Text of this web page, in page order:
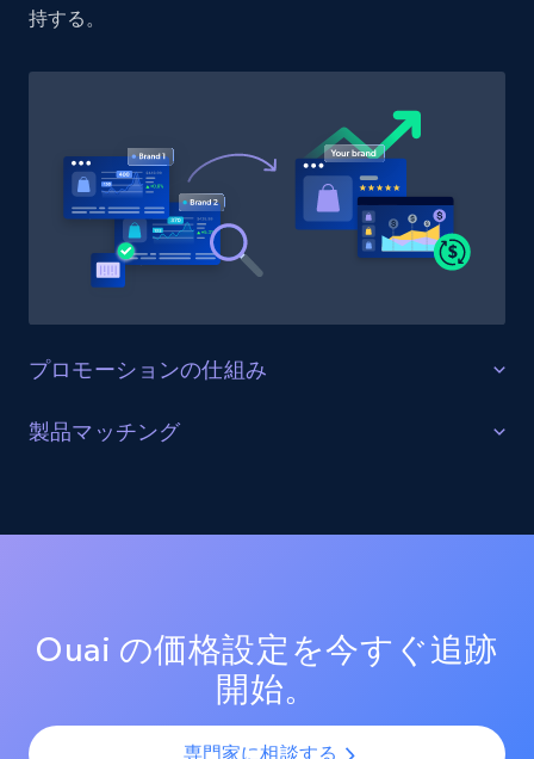
Etsy - Collect data on products using
specified keywords
URL, Product id, Listing inventory id, Title, Rating,
Reviews count shop, Reviews count item, Initial
price, and more.
Etsy - Collects data from shop's URL
price, and more.
Amazon products search
持する。
プロモーションの仕組み
販売を最適化する
測定する。効果的なプロモーション戦術と新興トレン
製品マッチング
SKUやバリエーションを複数チャネルで最適化し、製品
トフォームで一貫性と正確性を確保します。
Ouai の価格設定を今すぐ追跡
開始。
専門家に相談する